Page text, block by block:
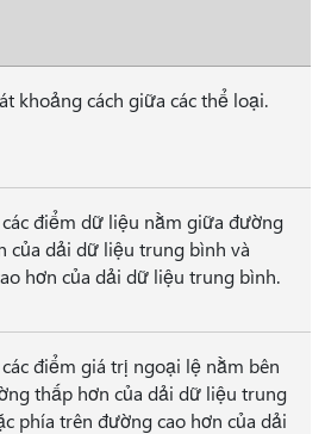
khoảng cách giữa các thể loại.
điểm dữ liệu nằm giữa đường
của dải dữ liệu trung bình và
hơn của dải dữ liệu trung bình.
điểm giá trị ngoại lệ nằm bên
thấp hơn của dải dữ liệu trung
phía trên đường cao hơn của dải